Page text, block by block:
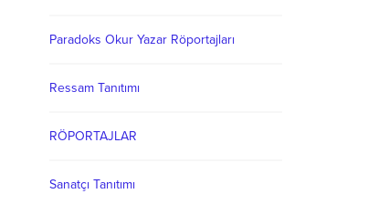
Paradoks Okur Yazar Röportajları
Ressam Tanıtımı
RÖPORTAJLAR
Sanatçı Tanıtımı